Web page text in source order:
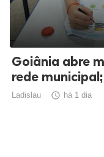
Goiânia abre
rede municipal;
Ladislau  há 1 dia